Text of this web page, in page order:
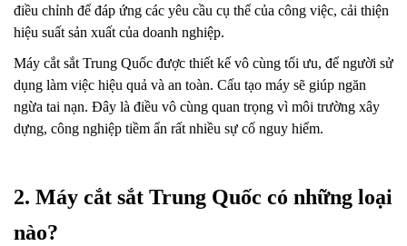
điều chỉnh để đáp ứng các yêu cầu cụ thể của công việc, cải thiện
hiệu suất sản xuất của doanh nghiệp.
Máy cắt sắt Trung Quốc được thiết kế vô cùng tối ưu, để người sử
dụng làm việc hiệu quả và an toàn. Cấu tạo máy sẽ giúp ngăn
ngừa tai nạn. Đây là điều vô cùng quan trọng vì môi trường xây
dựng, công nghiệp tiềm ẩn rất nhiều sự cố nguy hiểm.
2. Máy cắt sắt Trung Quốc có những loại
nào?